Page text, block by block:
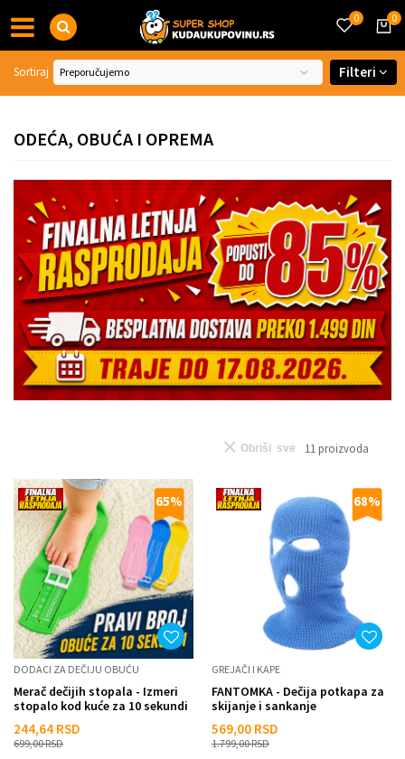
0
0
ODEĆA, OBUĆA I OPREMA
Sortiraj Filteri
11 proizvoda
Obriši sve
65%
DODACI ZA DEČIJU OBUĆU
Merač dečijih stopala - Izmeri
stopalo kod kuće za 10 sekundi
244,64 RSD
699,00RSD
68%
GREJAČI I KAPE
FANTOMKA - Dečija potkapa za
skijanje i sankanje
569,00 RSD
1.799,00RSD